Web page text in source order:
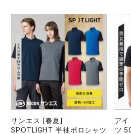
サンエス [春夏]
SPOTLIGHT 半袖ポロシャツ
アイ
ツ